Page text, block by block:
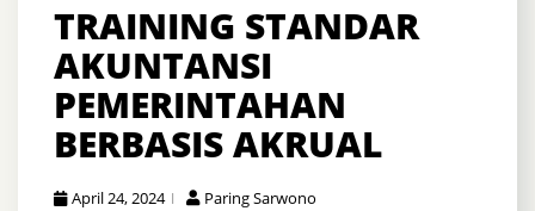
TRAINING STANDAR
AKUNTANSI
PEMERINTAHAN
BERBASIS AKRUAL
April 24, 2024
Paring Sarwono